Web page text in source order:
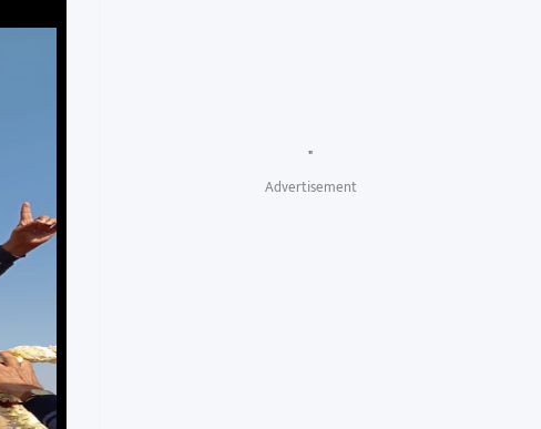
"
Advertisement